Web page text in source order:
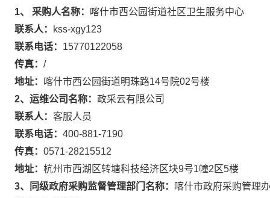
1、 采购人名称：
喀什市西公园街道社区卫生服务中心
联系人：
kss-xgy123
联系电话： 15770122058
传真： /
地址：
喀什市西公园街道明珠路14号院02号楼
2、运维公司名称： 政采云有限公司
联系人： 客服人员
联系电话： 400-881-7190
传真： 0571-28215512
地址： 杭州市西湖区转塘科技经济区块9号1幢2区5楼
3、同级政府采购监督管理部门名称：
喀什市政府采购管理